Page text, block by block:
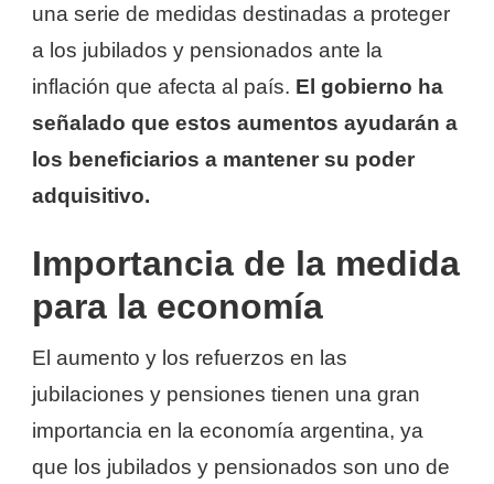
una serie de medidas destinadas a proteger
a los jubilados y pensionados ante la
inflación que afecta al país. El gobierno ha
señalado que estos aumentos ayudarán a
los beneficiarios a mantener su poder
adquisitivo.
Importancia de la medida
para la economía
El aumento y los refuerzos en las
jubilaciones y pensiones tienen una gran
importancia en la economía argentina, ya
que los jubilados y pensionados son uno de